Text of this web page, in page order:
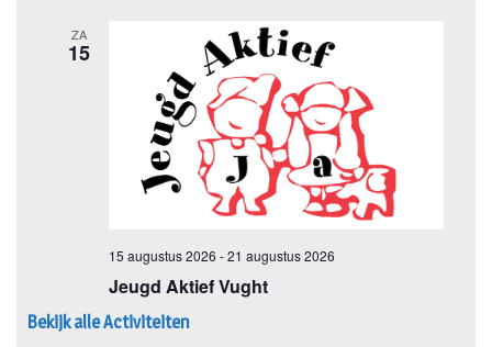
Bekijk alle Activiteiten